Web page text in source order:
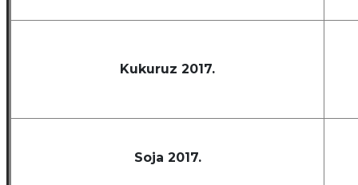
Kukuruz 2017.
Soja 2017.